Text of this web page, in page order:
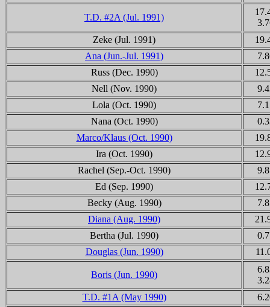
T.D. #2A (Jul. 1991)
Zeke (Jul. 1991)
Ana (Jun.-Jul. 1991)
Russ (Dec. 1990)
Nell (Nov. 1990)
Lola (Oct. 1990)
Nana (Oct. 1990)
Marco/Klaus (Oct. 1990)
Ira (Oct. 1990)
Rachel (Sep.-Oct. 1990)
Ed (Sep. 1990)
Becky (Aug. 1990)
Diana (Aug. 1990)
Bertha (Jul. 1990)
Douglas (Jun. 1990)
Boris (Jun. 1990)
T.D. #1A (May 1990)